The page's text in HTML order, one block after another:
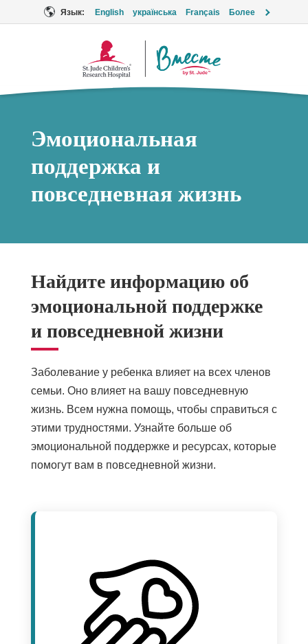
Язык: English українська Français Более
Логотип
Эмоциональная
поддержка и
повседневная жизнь
Найдите информацию об
эмоциональной поддержке
и повседневной жизни
Заболевание у ребенка влияет на всех членов
семьи. Оно влияет на вашу повседневную
жизнь. Всем нужна помощь, чтобы справиться с
этими трудностями. Узнайте больше об
эмоциональной поддержке и ресурсах, которые
помогут вам в повседневной жизни.